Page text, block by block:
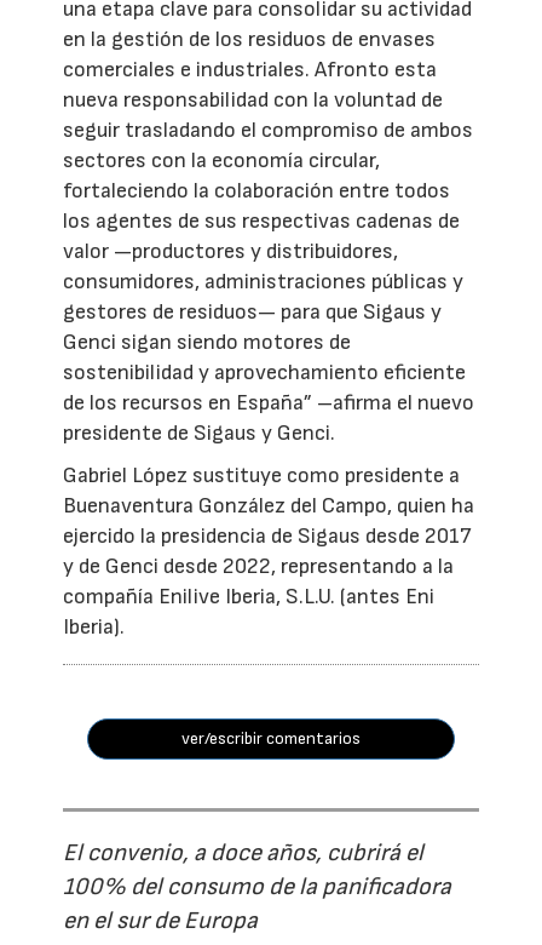
una etapa clave para consolidar su actividad
en la gestión de los residuos de envases
comerciales e industriales. Afronto esta
nueva responsabilidad con la voluntad de
seguir trasladando el compromiso de ambos
sectores con la economía circular,
fortaleciendo la colaboración entre todos
los agentes de sus respectivas cadenas de
valor —productores y distribuidores,
consumidores, administraciones públicas y
gestores de residuos— para que Sigaus y
Genci sigan siendo motores de
sostenibilidad y aprovechamiento eficiente
de los recursos en España” –afirma el nuevo
presidente de Sigaus y Genci.
Gabriel López sustituye como presidente a
Buenaventura González del Campo, quien ha
ejercido la presidencia de Sigaus desde 2017
y de Genci desde 2022, representando a la
compañía Enilive Iberia, S.L.U. (antes Eni
Iberia).
ver/escribir comentarios
El convenio, a doce años, cubrirá el
100% del consumo de la panificadora
en el sur de Europa